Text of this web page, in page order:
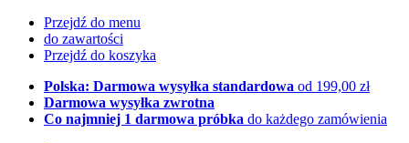
Przejdź do menu
do zawartości
Przejdź do koszyka
Polska: Darmowa wysyłka standardowa od 199,00 zł
Darmowa wysyłka zwrotna
Co najmniej 1 darmowa próbka do każdego zamówienia